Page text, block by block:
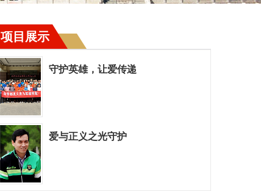
项目展示
守护英雄，让爱传递
爱与正义之光守护